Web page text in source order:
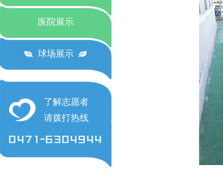
医院展示
球场展示
了解志愿者
请拨打热线